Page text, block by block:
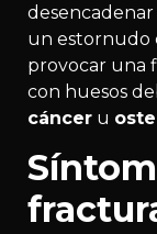
desencadenar
un estornudo
provocar una
con huesos
cáncer u